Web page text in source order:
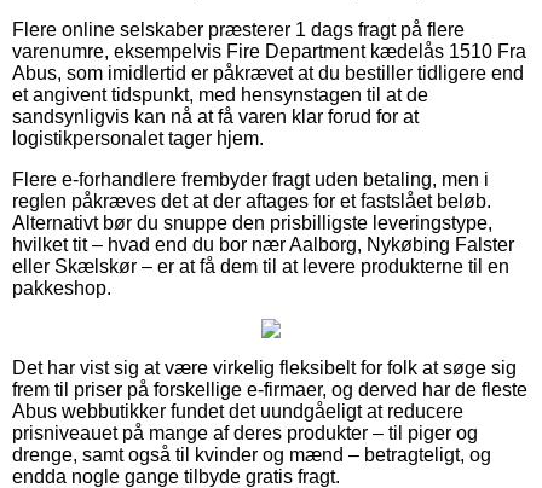
Flere online selskaber præsterer 1 dags fragt på flere
varenumre, eksempelvis Fire Department kædelås 1510 Fra
Abus, som imidlertid er påkrævet at du bestiller tidligere end
et angivent tidspunkt, med hensynstagen til at de
sandsynligvis kan nå at få varen klar forud for at
logistikpersonalet tager hjem.
Flere e-forhandlere frembyder fragt uden betaling, men i
reglen påkræves det at der aftages for et fastslået beløb.
Alternativt bør du snuppe den prisbilligste leveringstype,
hvilket tit – hvad end du bor nær Aalborg, Nykøbing Falster
eller Skælskør – er at få dem til at levere produkterne til en
pakkeshop.
Det har vist sig at være virkelig fleksibelt for folk at søge sig
frem til priser på forskellige e-firmaer, og derved har de fleste
Abus webbutikker fundet det uundgåeligt at reducere
prisniveauet på mange af deres produkter – til piger og
drenge, samt også til kvinder og mænd – betragteligt, og
endda nogle gange tilbyde gratis fragt.